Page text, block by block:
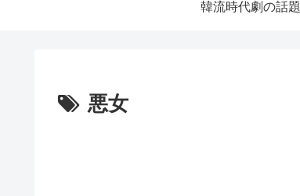
韓流時代劇の話題
悪女